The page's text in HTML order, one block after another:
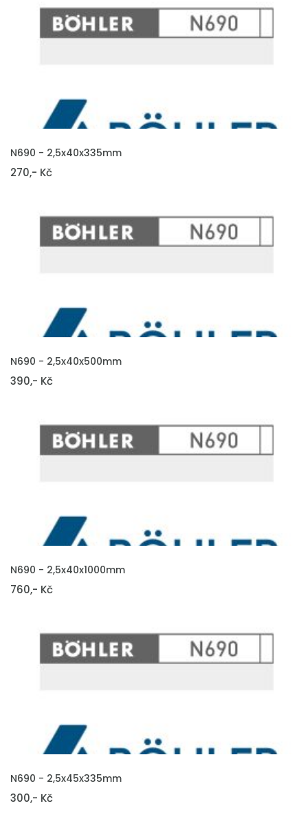
VLOŽIT DO KOŠÍKU
N690 - 2,5x40x335mm
270,- Kč
VLOŽIT DO KOŠÍKU
N690 - 2,5x40x500mm
390,- Kč
VLOŽIT DO KOŠÍKU
N690 - 2,5x40x1000mm
760,- Kč
VLOŽIT DO KOŠÍKU
N690 - 2,5x45x335mm
300,- Kč